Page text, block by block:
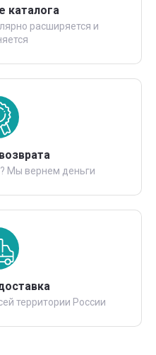
каталога
расширяется и
Мы вернем деньги
территории России